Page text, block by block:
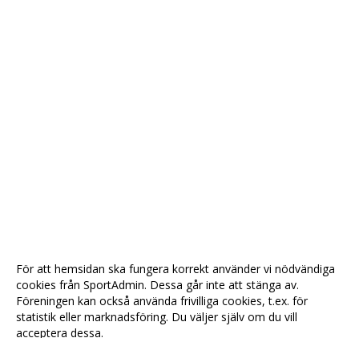
För att hemsidan ska fungera korrekt använder vi nödvändiga
cookies från SportAdmin. Dessa går inte att stänga av.
Föreningen kan också använda frivilliga cookies, t.ex. för
statistik eller marknadsföring. Du väljer själv om du vill
acceptera dessa.